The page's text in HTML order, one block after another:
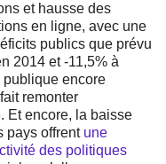
et hausse des
en ligne, avec une
publics que prévu
2014 et -11,5% à
publique encore
remonter
Et encore, la baisse
pays offrent une
des politiques